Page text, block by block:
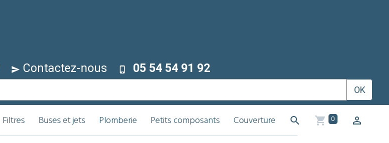
Contactez-nous 05 54 54 91 92
OK
Filtres Buses et jets Plomberie Petits composants Couverture 0